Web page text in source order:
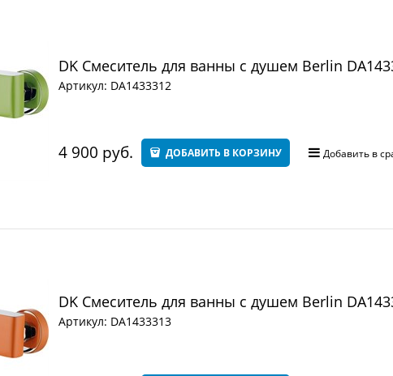
DK Смеситель для ванны с душем Berlin
Артикул: DA1433312
4 900 руб. ДОБАВИТЬ В КОРЗИНУ Добавить в
DK Смеситель для ванны с душем Berlin
Артикул: DA1433313